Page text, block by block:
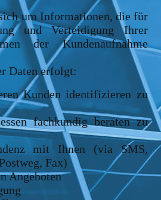
um Informationen, die für
und Verteidigung Ihrer
der Kundenaufnahme
Daten erfolgt:
Kunden identifizieren zu
fachkundig beraten zu
mit Ihnen (via SMS,
Fax)
Angeboten